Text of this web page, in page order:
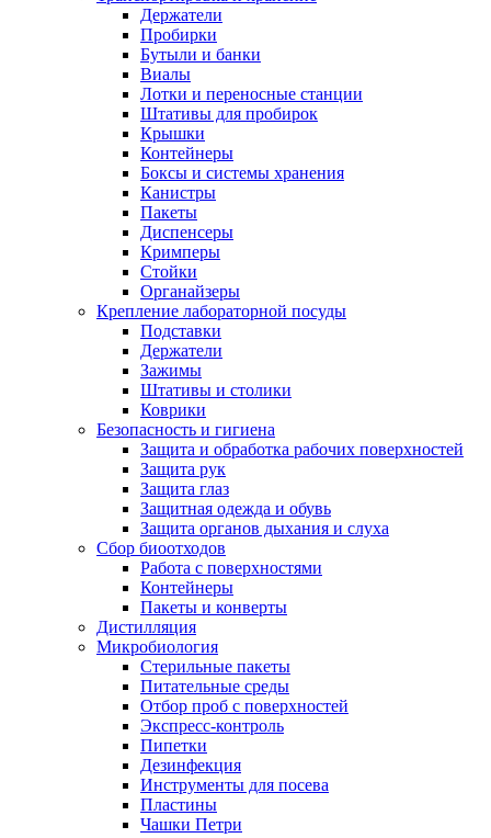
Держатели
Пробирки
Бутыли и банки
Виалы
Лотки и переносные станции
Штативы для пробирок
Крышки
Контейнеры
Боксы и системы хранения
Канистры
Пакеты
Диспенсеры
Кримперы
Стойки
Органайзеры
Крепление лабораторной посуды
Подставки
Держатели
Зажимы
Штативы и столики
Коврики
Безопасность и гигиена
Защита и обработка рабочих поверхностей
Защита рук
Защита глаз
Защитная одежда и обувь
Защита органов дыхания и слуха
Сбор биоотходов
Работа с поверхностями
Контейнеры
Пакеты и конверты
Дистилляция
Микробиология
Стерильные пакеты
Питательные среды
Отбор проб с поверхностей
Экспресс-контроль
Пипетки
Дезинфекция
Инструменты для посева
Пластины
Чашки Петри